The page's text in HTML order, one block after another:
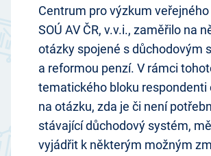
Centrum pro výzkum
SOÚ AV ČR, v.v.i., zaměřilo na
otázky spojené s důchodovým
a reformou penzí. V rámci
tematického bloku respondenti
na otázku, zda je či není
stávající důchodový systém,
vyjádřit k některým možným